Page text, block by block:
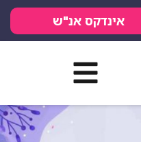
אינדקס אנ"ש